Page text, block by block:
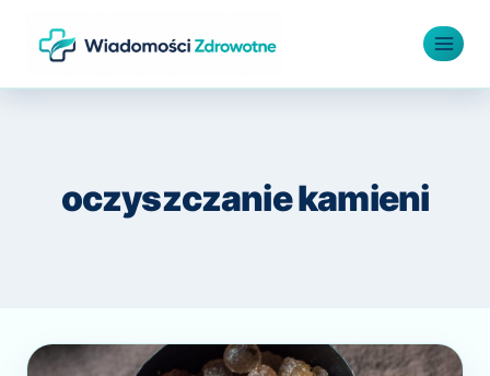
oczyszczanie kamieni